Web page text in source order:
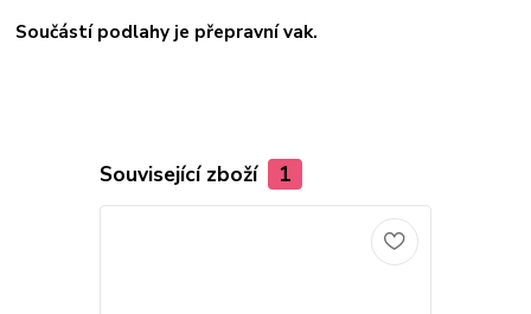
Součástí podlahy je přepravní vak.
Související zboží 1